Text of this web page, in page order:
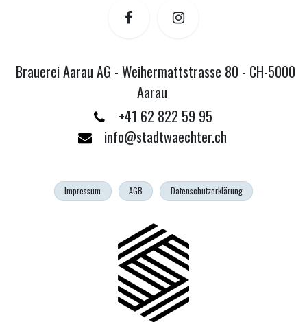
Brauerei Aarau AG - Weihermattstrasse 80 - CH-5000
Aarau
+41 62 822 59 95
info@stadtwaechter.ch
Impressum AGB Datenschutzerklärung